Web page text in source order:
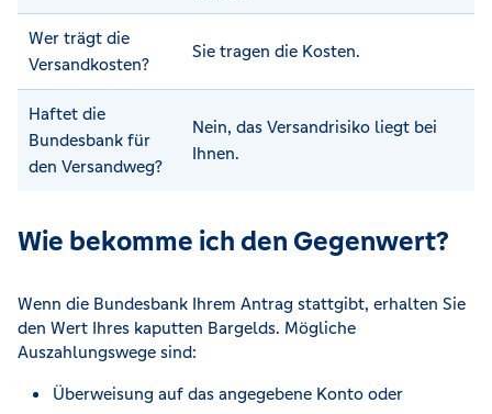
Wer trägt die
Versandkosten?
Sie tragen die Kosten.
Haftet die
Bundesbank für
den Versandweg?
Nein, das Versandrisiko liegt bei
Ihnen.
Wie bekomme ich den Gegenwert?
Wenn die Bundesbank Ihrem Antrag stattgibt, erhalten Sie
den Wert Ihres kaputten Bargelds. Mögliche
Auszahlungswege sind:
Überweisung auf das angegebene Konto oder